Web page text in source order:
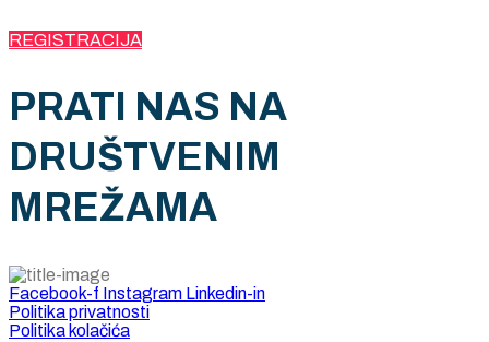
REGISTRACIJA
PRATI NAS NA
DRUŠTVENIM
MREŽAMA
Facebook-f Instagram Linkedin-in
Politika privatnosti
Politika kolačića